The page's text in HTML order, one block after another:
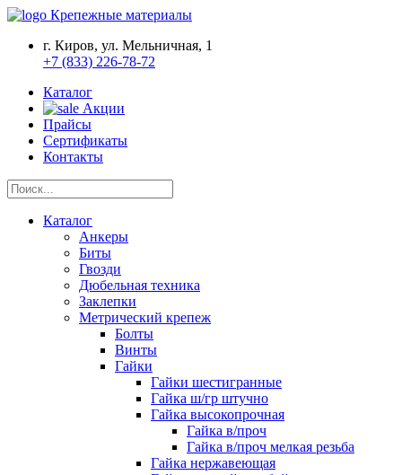
Крепежные материалы
г. Киров, ул. Мельничная, 1
+7 (833) 226-78-72
Каталог
Акции
Прайсы
Сертификаты
Контакты
Каталог
Анкеры
Биты
Гвозди
Дюбельная техника
Заклепки
Метрический крепеж
Болты
Винты
Гайки
Гайки шестигранные
Гайка ш/гр штучно
Гайка высокопрочная
Гайка в/проч
Гайка в/проч мелкая резьба
Гайка нержавеющая